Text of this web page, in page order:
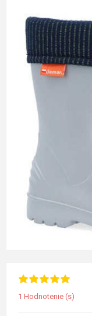
1 Hodnotenie (s)